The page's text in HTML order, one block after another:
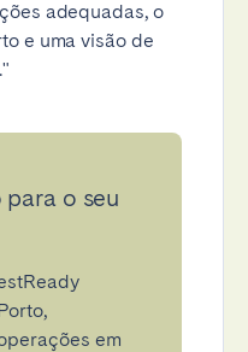
adequadas, o
e uma visão de
o seu
em